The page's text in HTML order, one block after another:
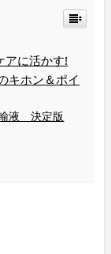
アに活かす!
キホン＆ポイ
輸液 決定版